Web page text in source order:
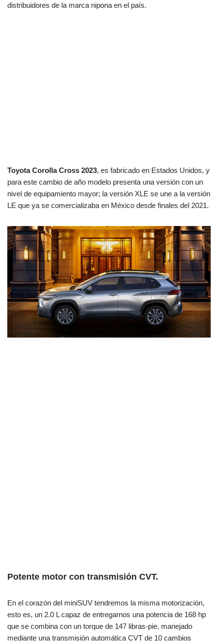
distribuidores de la marca nipona en el país.
Toyota Corolla Cross 2023, es fabricado en Estados Unidos, y
para este cambio de año modelo presenta una versión con un
nivel de equipamiento mayor; la versión XLE se une a la versión
LE que ya se comercializaba en México desde finales del 2021.
Potente motor con transmisión CVT.
En el corazón del miniSUV tendremos la misma motorización,
esto es, un 2.0 L capaz de entregarnos una potencia de 168 hp
que se combina con un torque de 147 libras-pie, manejado
mediante una transmisión automática CVT de 10 cambios